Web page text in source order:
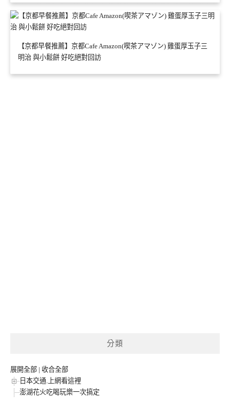
【京都早餐推薦】京都Cafe Amazon(喫茶アマゾン) 雞蛋厚玉子三
明治 與小鬆餅 好吃絕對回訪
分類
展開全部 | 收合全部
日本交通.上網看這裡
澎湖花火吃喝玩樂一次搞定